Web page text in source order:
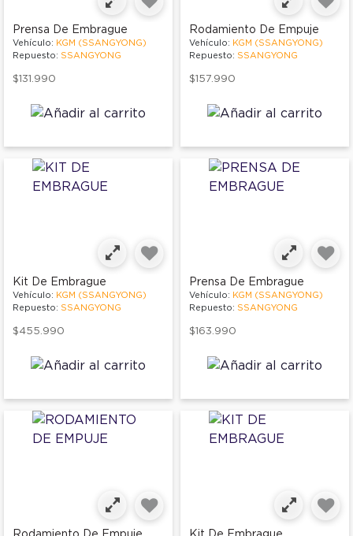
Prensa De Embrague
Vehículo: KGM (SSANGYONG)
Repuesto: SSANGYONG
$131.990
Rodamiento De Empuje
Vehículo: KGM (SSANGYONG)
Repuesto: SSANGYONG
$157.990
Kit De Embrague
Vehículo: KGM (SSANGYONG)
Repuesto: SSANGYONG
$455.990
Prensa De Embrague
Vehículo: KGM (SSANGYONG)
Repuesto: SSANGYONG
$163.990